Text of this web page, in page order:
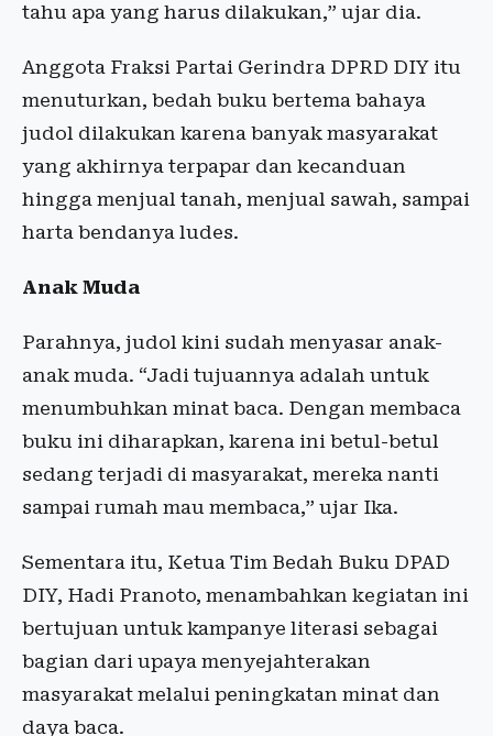
tahu apa yang harus dilakukan,” ujar dia.
Anggota Fraksi Partai Gerindra DPRD DIY itu
menuturkan, bedah buku bertema bahaya
judol dilakukan karena banyak masyarakat
yang akhirnya terpapar dan kecanduan
hingga menjual tanah, menjual sawah, sampai
harta bendanya ludes.
Anak Muda
Parahnya, judol kini sudah menyasar anak-
anak muda. “Jadi tujuannya adalah untuk
menumbuhkan minat baca. Dengan membaca
buku ini diharapkan, karena ini betul-betul
sedang terjadi di masyarakat, mereka nanti
sampai rumah mau membaca,” ujar Ika.
Sementara itu, Ketua Tim Bedah Buku DPAD
DIY, Hadi Pranoto, menambahkan kegiatan ini
bertujuan untuk kampanye literasi sebagai
bagian dari upaya menyejahterakan
masyarakat melalui peningkatan minat dan
daya baca.